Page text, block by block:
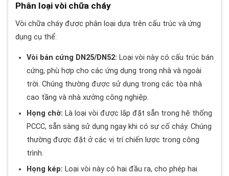
Phân loại vòi chữa cháy
Vòi chữa cháy được phân loại dựa trên cấu trúc và ứng
dụng cụ thể:
Vòi bán cứng DN25/DN52: Loại vòi này có cấu trúc bán
cứng, phù hợp cho các ứng dụng trong nhà và ngoài
trời. Chúng thường được sử dụng trong các tòa nhà
cao tầng và nhà xưởng công nghiệp.
Họng chờ: Là loại vòi được lắp đặt sẵn trong hệ thống
PCCC, sẵn sàng sử dụng ngay khi có sự cố cháy. Chúng
thường được đặt ở các vị trí chiến lược trong công
trình.
Họng kép: Loại vòi này có hai đầu ra, cho phép hai